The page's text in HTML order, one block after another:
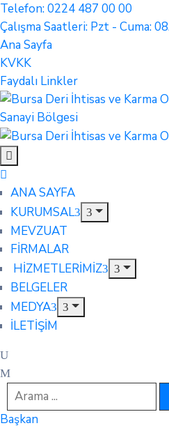
Telefon: 0224 487 00 00
Çalışma Saatleri: Pzt - Cuma:
Ana Sayfa
KVKK
Faydalı Linkler
ANA SAYFA
KURUMSAL
MEVZUAT
FİRMALAR
HİZMETLERİMİZ
BELGELER
MEDYA
İLETİŞİM
Başkan